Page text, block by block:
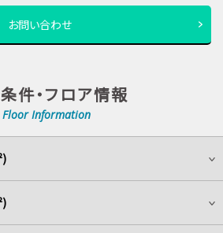
お問い合わせ
件・フロア情報
Floor Information